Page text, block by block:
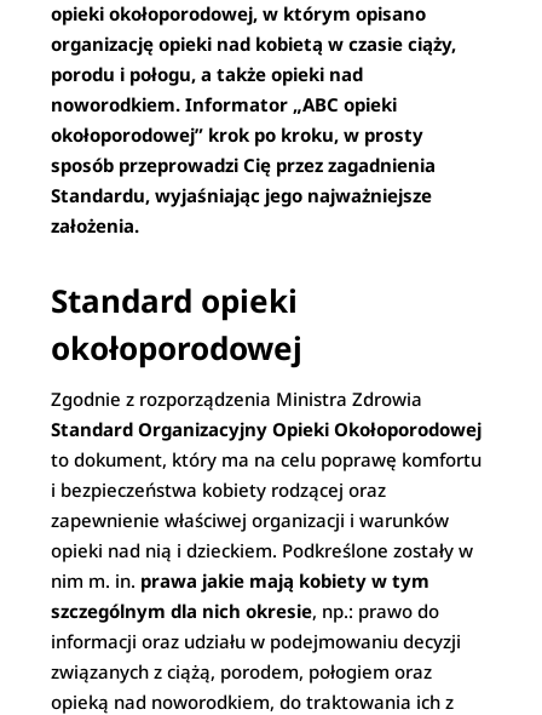
opieki okołoporodowej, w którym opisano
organizację opieki nad kobietą w czasie ciąży,
porodu i połogu, a także opieki nad
noworodkiem. Informator „ABC opieki
okołoporodowej” krok po kroku, w prosty
sposób przeprowadzi Cię przez zagadnienia
Standardu, wyjaśniając jego najważniejsze
założenia.
Standard opieki
okołoporodowej
Zgodnie z rozporządzenia Ministra Zdrowia
Standard Organizacyjny Opieki Okołoporodowej
to dokument, który ma na celu poprawę komfortu
i bezpieczeństwa kobiety rodzącej oraz
zapewnienie właściwej organizacji i warunków
opieki nad nią i dzieckiem. Podkreślone zostały w
nim m. in. prawa jakie mają kobiety w tym
szczególnym dla nich okresie, np.: prawo do
informacji oraz udziału w podejmowaniu decyzji
związanych z ciążą, porodem, połogiem oraz
opieką nad noworodkiem, do traktowania ich z